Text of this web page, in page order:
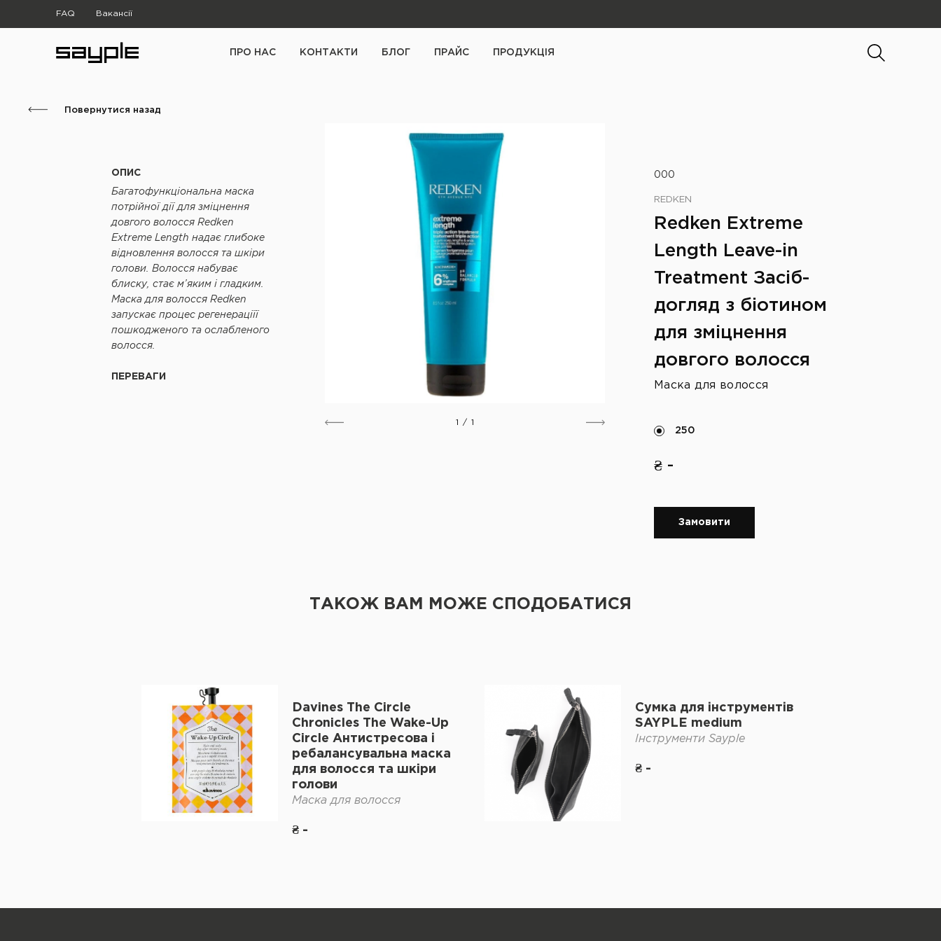
FAQ Вакансії
ПРО НАС КОНТАКТИ БЛОГ ПРАЙС ПРОДУКЦІЯ
Повернутися назад
ОПИС
Багатофункціональна маска
потрійної дії для зміцнення
довгого волосся Redken
Extreme Length надає глибоке
відновлення волосся та шкіри
голови. Волосся набуває
блиску, стає м’яким і гладким.
Маска для волосся Redken
запускає процес регенераціїї
пошкодженого та ослабленого
волосся.
ПЕРЕВАГИ
1 / 1
000
REDKEN
Redken Extreme
Length Leave-in
Treatment Засіб-
догляд з біотином
для зміцнення
довгого волосся
Маска для волосся
250
₴ -
Замовити
ТАКОЖ ВАМ МОЖЕ СПОДОБАТИСЯ
Davines The Circle
Chronicles The Wake-Up
Circle Антистресова і
ребалансувальна маска
для волосся та шкіри
голови
Маска для волосся
₴ -
Сумка для інструментів
SAYPLE medium
Інструменти Sayple
₴ -